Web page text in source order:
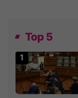
Top 5